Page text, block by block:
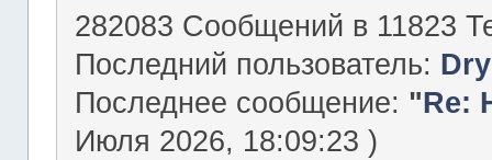
282083 Сообщений в 11823
Последний пользователь: Dry
Последнее сообщение: "Re:
Июля 2026, 18:09:23 )